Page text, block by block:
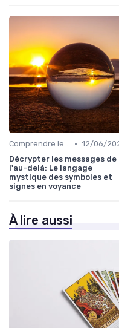
Comprendre les symboles et signes • 12/06/
Décrypter les messages de
l'au-delà: Le langage
mystique des symboles et
signes en voyance
À lire aussi